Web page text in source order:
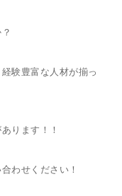
験豊富な人材が揃っ
ります！！
わせください！